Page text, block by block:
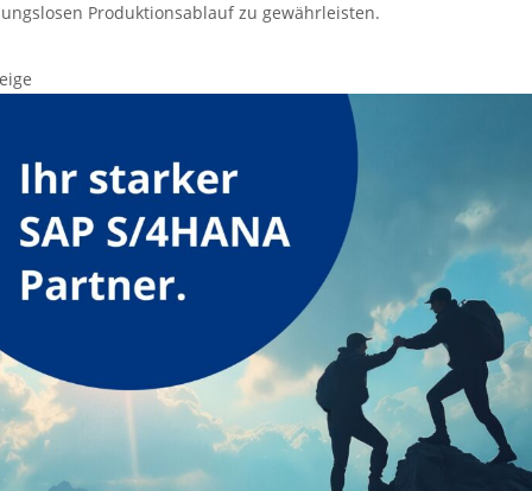
Produktionsablauf zu gewährleisten.